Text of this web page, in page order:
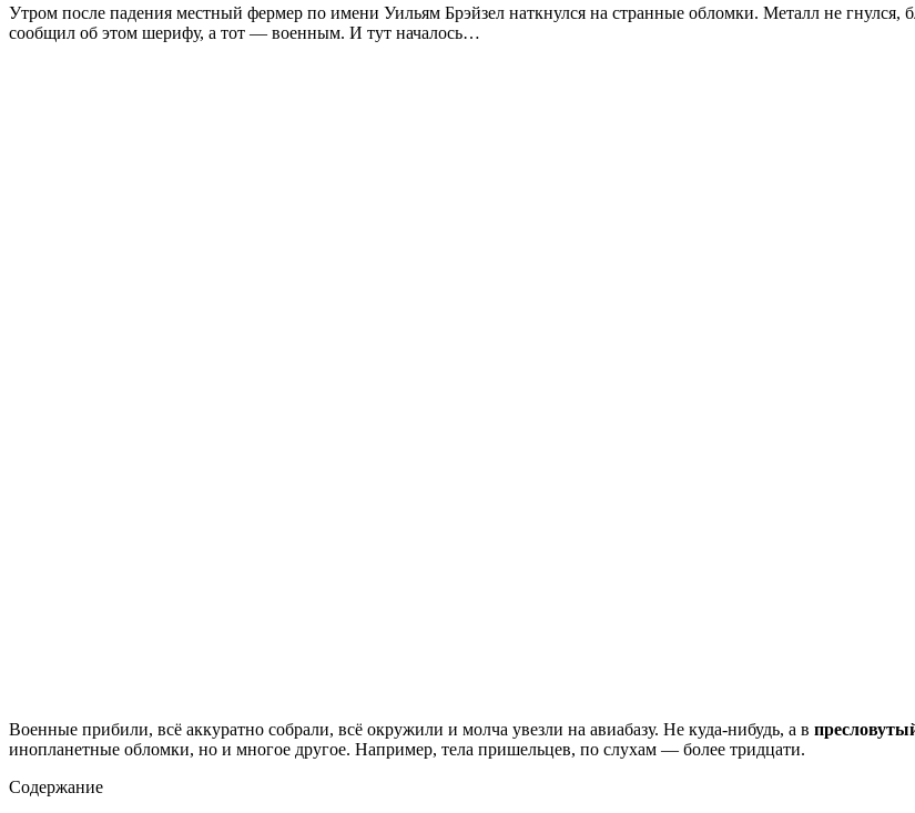
Утром после падения местный фермер по имени Уильям Брэйзел наткнулся на странные обломки. Металл не
сообщил об этом шерифу, а тот — военным. И тут началось…
Военные прибили, всё аккуратно собрали, всё окружили и молча увезли на авиабазу. Не куда-нибудь, а в
инопланетные обломки, но и многое другое. Например, тела пришельцев, по слухам — более тридцати.
Содержание